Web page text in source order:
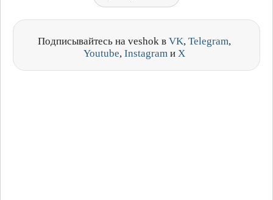
Подписывайтесь на veshok в VK, Telegram,
Youtube, Instagramи X